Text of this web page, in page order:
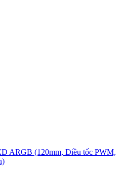
ARGB (120mm, Điều tốc PWM,